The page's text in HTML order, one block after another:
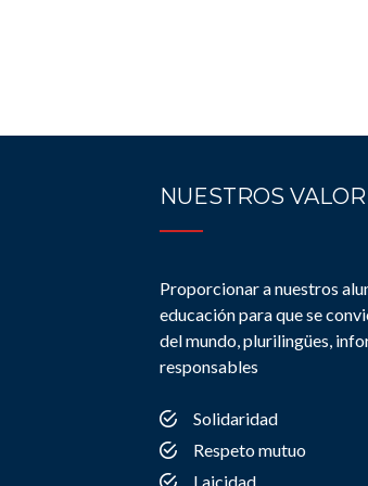
NUESTROS
Proporcionar a nuestros
educación para que se
del mundo, plurilingües,
responsables
Solidaridad
Respeto mutuo
Laicidad